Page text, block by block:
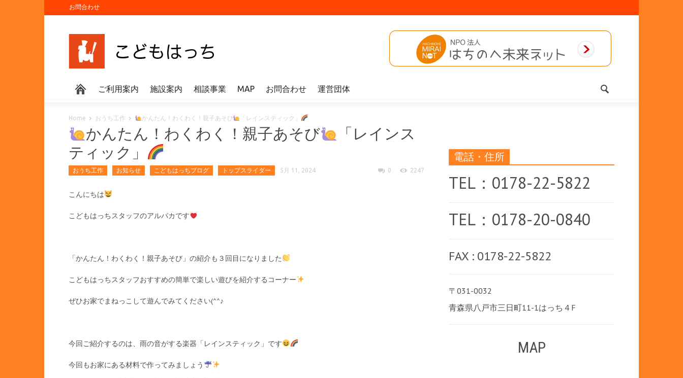
お問合わせ
ご利用案内 施設案内 相談事業 MAP お問合わせ 運営団体
Home おうち工作 かんたん！わくわく！親子あそび 「レインスティック」
かんたん！わくわく！親子あそび
「レインス
ティック」
おうち工作 お知らせ こどもはっちブログ トップスライダー 5月 11, 2024 0 2247
こんにちは
こどもはっちスタッフのアルパカです
「かんたん！わくわく！親子あそび」の紹介も３回目になりました
こどもはっちスタッフおすすめの簡単で楽しい遊びを紹介するコーナー
ぜひお家でまねっこして遊んでみてください(^^♪
今回ご紹介するのは、雨の音がする楽器「レインスティック」です
今回もお家にある材料で作ってみましょう
電話・住所
TEL：0178-22-5822
TEL：0178-20-0840
FAX : 0178-22-5822
〒031-0032
青森県八戸市三日町11-1はっち４F
MAP